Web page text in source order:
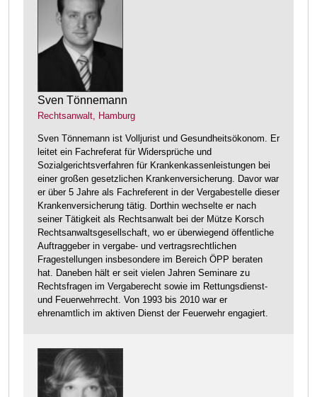
Sven Tönnemann
Rechtsanwalt, Hamburg
Sven Tönnemann ist Volljurist und Gesundheitsökonom. Er
leitet ein Fachreferat für Widersprüche und
Sozialgerichtsverfahren für Krankenkassenleistungen bei
einer großen gesetzlichen Krankenversicherung. Davor war
er über 5 Jahre als Fachreferent in der Vergabestelle dieser
Krankenversicherung tätig. Dorthin wechselte er nach
seiner Tätigkeit als Rechtsanwalt bei der Mütze Korsch
Rechtsanwaltsgesellschaft, wo er überwiegend öffentliche
Auftraggeber in vergabe- und vertragsrechtlichen
Fragestellungen insbesondere im Bereich ÖPP beraten
hat. Daneben hält er seit vielen Jahren Seminare zu
Rechtsfragen im Vergaberecht sowie im Rettungsdienst-
und Feuerwehrrecht. Von 1993 bis 2010 war er
ehrenamtlich im aktiven Dienst der Feuerwehr engagiert.